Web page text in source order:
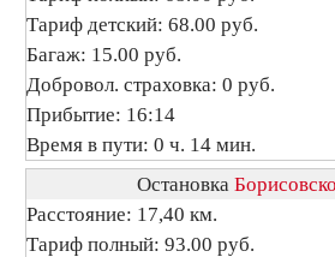
Тариф детский: 68.00 руб.
Багаж: 15.00 руб.
Добровол. страховка: 0 руб.
Прибытие: 16:14
Время в пути: 0 ч. 14 мин.
Остановка
Расстояние: 17,40 км.
Тариф полный: 93.00 руб.